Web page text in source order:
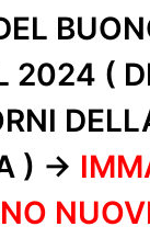
2024 (
) ->